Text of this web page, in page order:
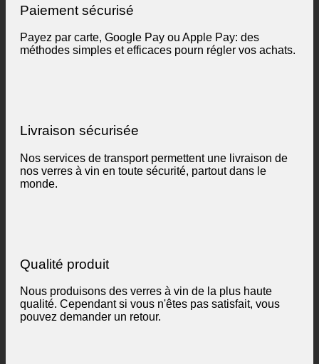
Paiement sécurisé
Payez par carte, Google Pay ou Apple Pay: des
méthodes simples et efficaces pourn régler vos achats.
Livraison sécurisée
Nos services de transport permettent une livraison de
nos verres à vin en toute sécurité, partout dans le
monde.
Qualité produit
Nous produisons des verres à vin de la plus haute
qualité. Cependant si vous n'êtes pas satisfait, vous
pouvez demander un retour.